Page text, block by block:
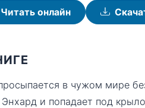
Читать онлайн
в чужом мире
Энхард и попадает под